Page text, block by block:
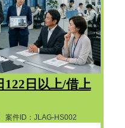
122日以上/借上
件ID：JLAG-HS002